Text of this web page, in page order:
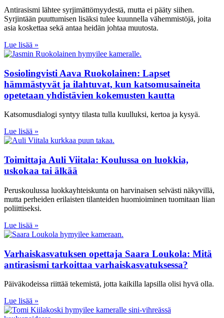
Antirasismi lähtee syrjimättömyydestä, mutta ei pääty siihen.
Syrjintään puuttumisen lisäksi tulee kuunnella vähemmistöjä, joita
asia koskettaa sekä antaa heidän johtaa muutosta.
Lue lisää »
Sosiolingvisti Aava Ruokolainen: Lapset
hämmästyvät ja ilahtuvat, kun katsomusaineita
opetetaan yhdistävien kokemusten kautta
Katsomusdialogi syntyy tilasta tulla kuulluksi, kertoa ja kysyä.
Lue lisää »
Toimittaja Auli Viitala: Koulussa on luokkia,
uskokaa tai älkää
Peruskoulussa luokkayhteiskunta on harvinaisen selvästi näkyvillä,
mutta perheiden erilaisten tilanteiden huomioiminen tuomitaan liian
poliittiseksi.
Lue lisää »
Varhaiskasvatuksen opettaja Saara Loukola: Mitä
antirasismi tarkoittaa varhaiskasvatuksessa?
Päiväkodeissa riittää tekemistä, jotta kaikilla lapsilla olisi hyvä olla.
Lue lisää »